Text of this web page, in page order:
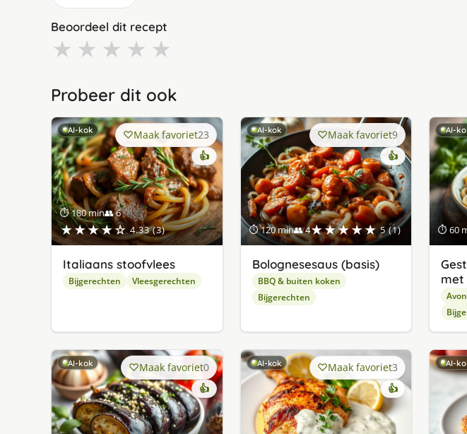
Beoordeel dit recept
★ ★ ★ ★ ★
Probeer dit ook
AI-kok
⏱ 180 min👥 6
★★★★☆ 4.33 (3)
Maak favoriet23
👍
Italiaans stoofvlees
Bijgerechten Vleesgerechten
AI-kok
⏱ 120 min👥 4★★★★★ 5 (1)
Maak favoriet9
👍
Bolognesesaus (basis)
BBQ & buiten koken
Bijgerechten
AI-
⏱ 60
met
AI-kok Maak favoriet0
👍
AI-kok Maak favoriet3
👍
AI-